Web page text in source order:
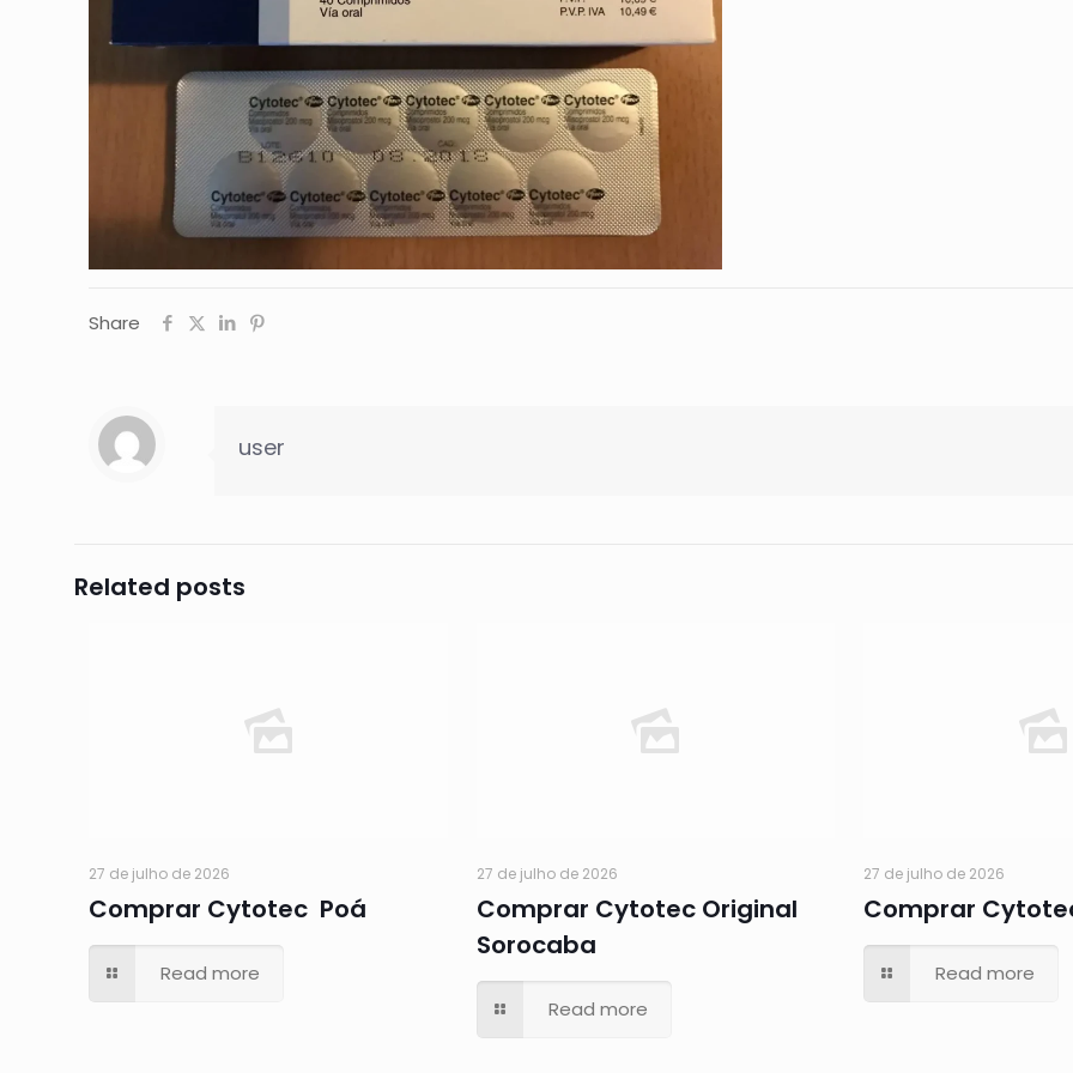
Share
user
Related posts
27 de julho de 2026
Comprar Cytotec Poá
Read more
27 de julho de 2026
Comprar Cytotec Original
Sorocaba
Read more
27 de julho de 2026
Comprar
Read more